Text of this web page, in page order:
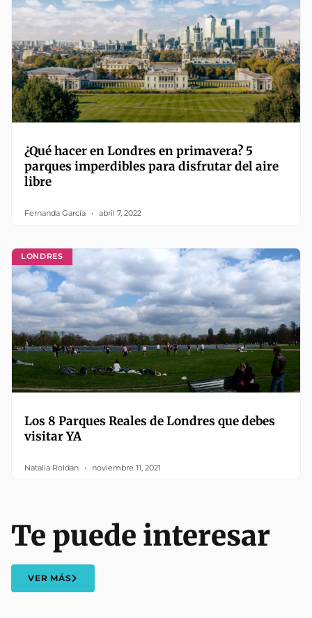
¿Qué hacer en Londres en primavera? 5
parques imperdibles para disfrutar del aire
libre
Fernanda García abril 7, 2022
LONDRES
Los 8 Parques Reales de Londres que debes
visitar YA
Natalia Roldan noviembre 11, 2021
Te puede interesar
VER MÁS